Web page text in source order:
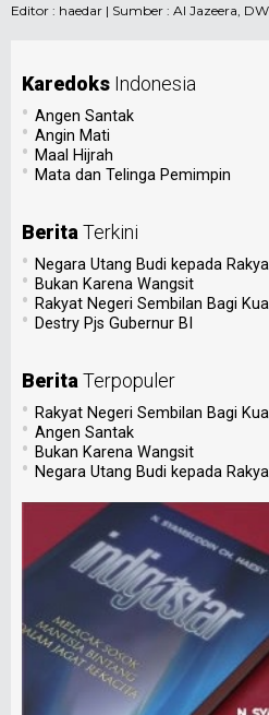
Editor : haedar | Sumber : Al Jazeera,
Karedoks Indonesia
• Angen Santak
• Angin Mati
• Maal Hijrah
• Mata dan Telinga Pemimpin
Berita Terkini
• Negara Utang Budi kepada
• Bukan Karena Wangsit
• Rakyat Negeri Sembilan Bagi
• Destry Pjs Gubernur BI
Berita Terpopuler
• Rakyat Negeri Sembilan Bagi
• Angen Santak
• Bukan Karena Wangsit
• Negara Utang Budi kepada